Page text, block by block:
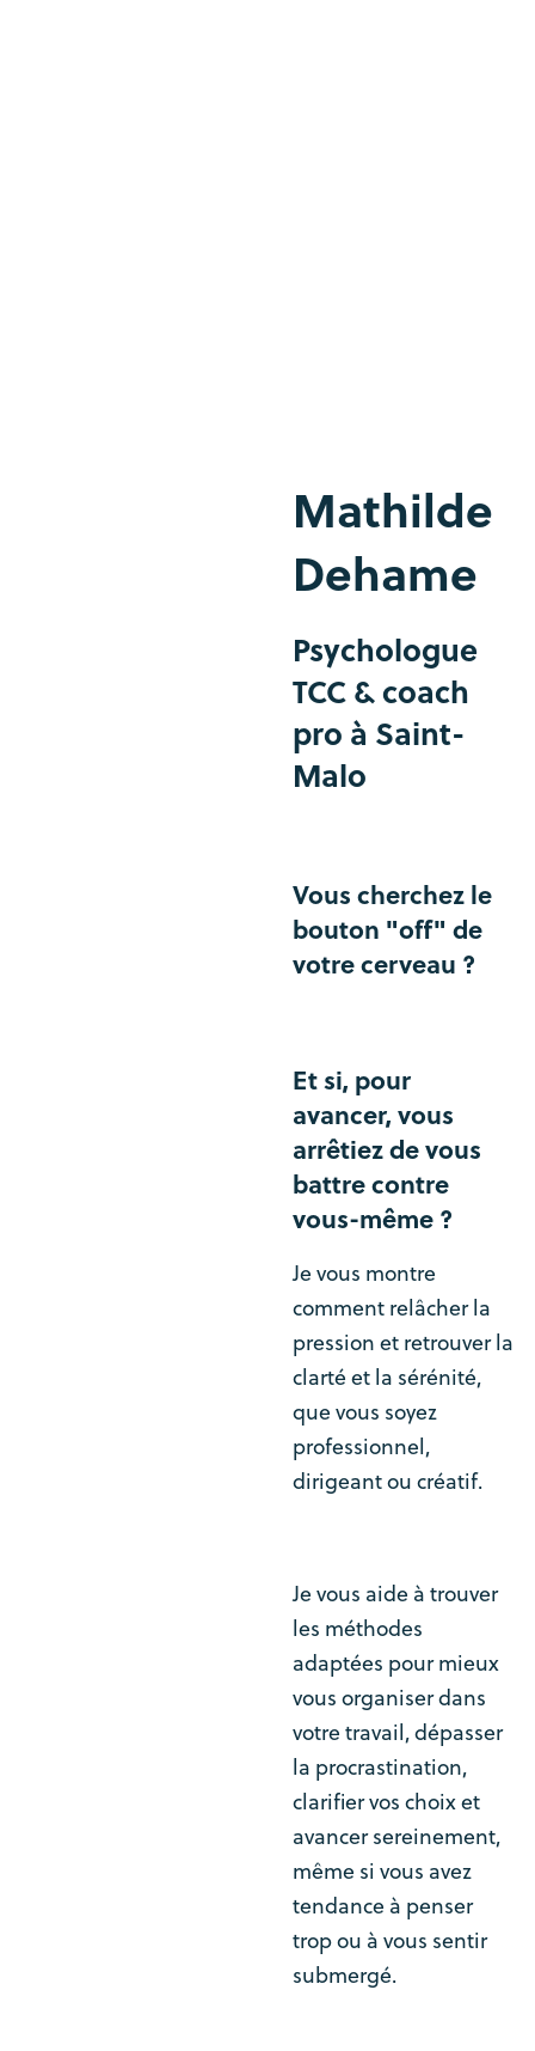
Mathilde
Dehame
Psychologue
TCC & coach
pro à Saint-
Malo
Vous cherchez le
bouton "off" de
votre cerveau ?
Et si, pour
avancer, vous
arrêtiez de vous
battre contre
vous-même ?
Je vous montre
comment relâcher la
pression et retrouver la
clarté et la sérénité,
que vous soyez
professionnel,
dirigeant ou créatif.
Je vous aide à trouver
les méthodes
adaptées pour mieux
vous organiser dans
votre travail, dépasser
la procrastination,
clarifier vos choix et
avancer sereinement,
même si vous avez
tendance à penser
trop ou à vous sentir
submergé.